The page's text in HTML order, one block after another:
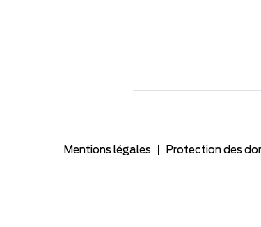
Mentions légales Protection des